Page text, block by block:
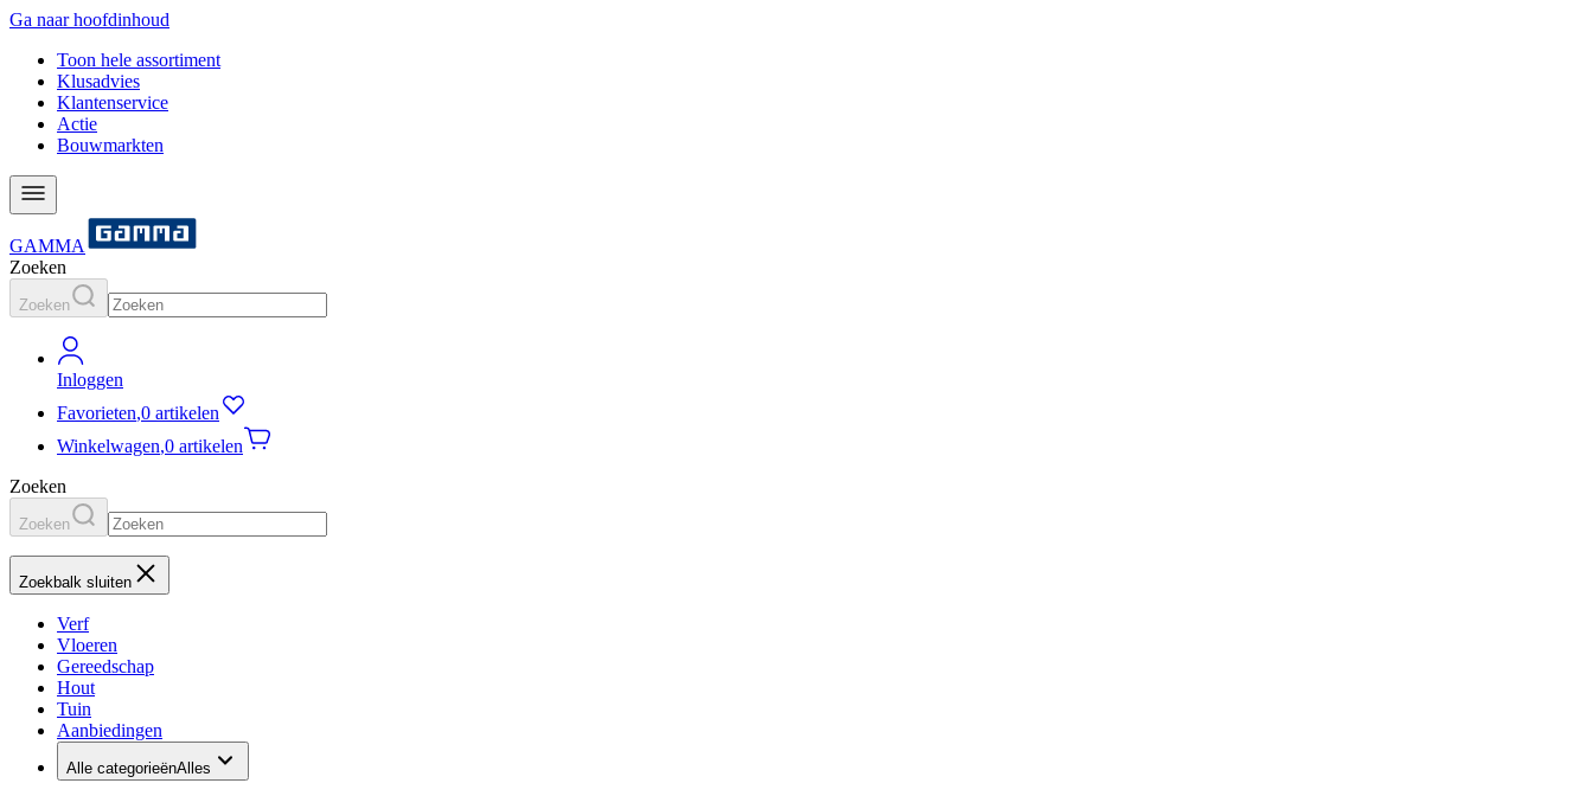
Ga naar hoofdinhoud
Toon hele assortiment
Klusadvies
Klantenservice
Actie
Bouwmarkten
GAMMA
Zoeken
Zoeken
Inloggen
Favorieten,0 artikelen
Winkelwagen,0 artikelen
Zoeken
Zoeken
Zoekbalk sluiten
Verf
Vloeren
Gereedschap
Hout
Tuin
Aanbiedingen
Alle categorieënAlles